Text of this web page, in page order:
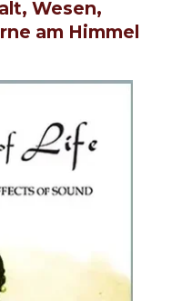
Wesen,
am Himmel